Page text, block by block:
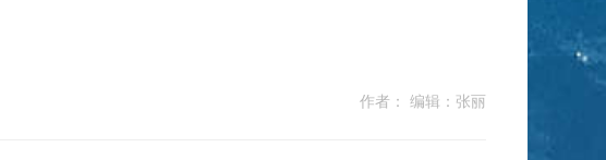
作者： 编辑：张丽